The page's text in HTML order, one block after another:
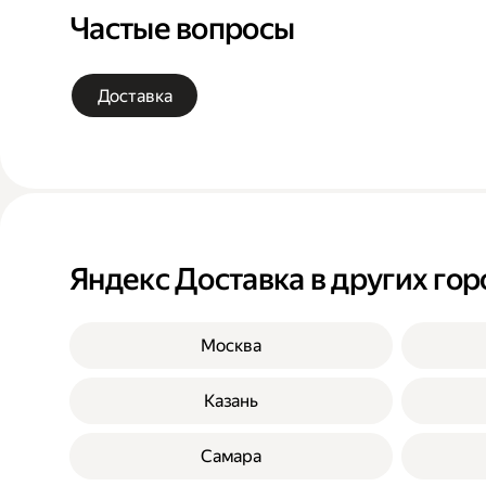
Частые вопросы
Доставка
Яндекс Доставка в других
Москва
Казань
Самара